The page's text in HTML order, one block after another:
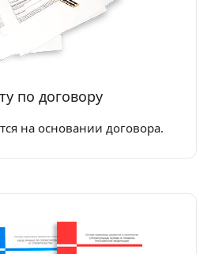
по договору
на основании договора.